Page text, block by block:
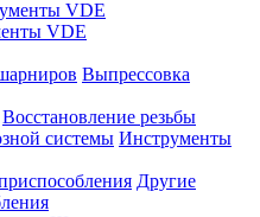
VDE
Выпрессовка
Восстановление резьбы
Инструменты
Другие